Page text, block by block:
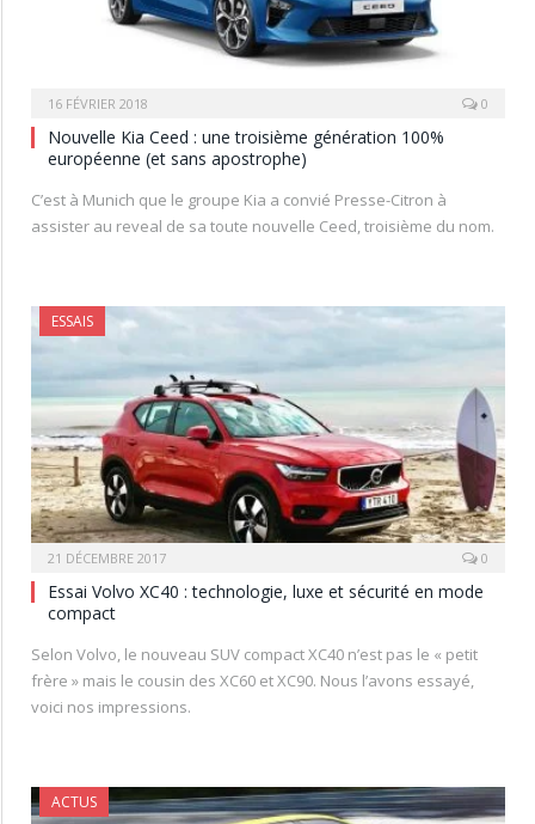
16 FÉVRIER 2018 0
Nouvelle Kia Ceed : une troisième génération 100%
européenne (et sans apostrophe)
C’est à Munich que le groupe Kia a convié Presse-Citron à
assister au reveal de sa toute nouvelle Ceed, troisième du nom.
ESSAIS
21 DÉCEMBRE 2017 0
Essai Volvo XC40 : technologie, luxe et sécurité en mode
compact
Selon Volvo, le nouveau SUV compact XC40 n’est pas le « petit
frère » mais le cousin des XC60 et XC90. Nous l’avons essayé,
voici nos impressions.
ACTUS